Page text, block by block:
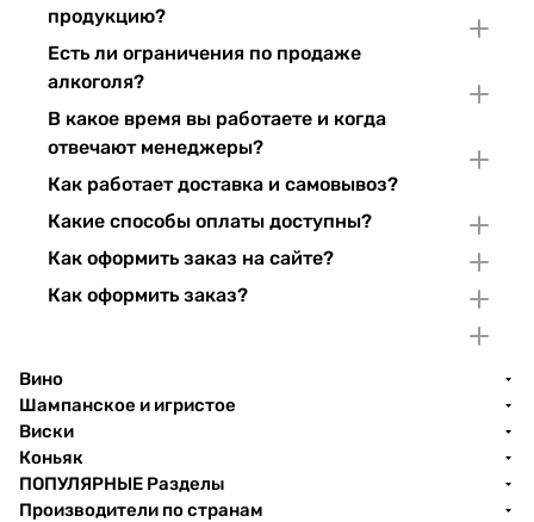
продукцию?
Есть ли ограничения по продаже
алкоголя?
В какое время вы работаете и когда
отвечают менеджеры?
Как работает доставка и самовывоз?
Какие способы оплаты доступны?
Как оформить заказ на сайте?
Как оформить заказ?
Вино
Шампанское и игристое
Виски
Коньяк
ПОПУЛЯРНЫЕ Разделы
Производители по странам